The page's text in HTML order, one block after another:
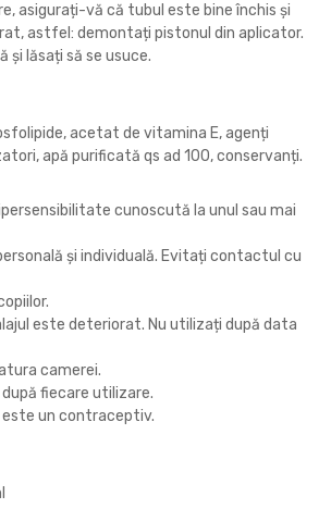
asigurați-vă că tubul este bine închis și
astfel: demontați pistonul din aplicator.
și lăsați să se usuce.
acetat de vitamina E, agenți
apă purificată qs ad 100, conservanți.
cunoscută la unul sau mai
și individuală. Evitați contactul cu
este deteriorat. Nu utilizați după data
camerei.
fiecare utilizare.
este un contraceptiv.